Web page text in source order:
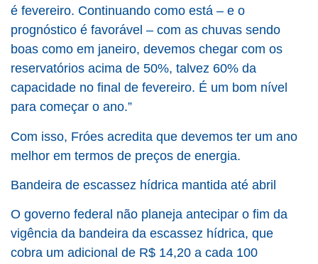
é fevereiro. Continuando como está – e o
prognóstico é favorável – com as chuvas sendo
boas como em janeiro, devemos chegar com os
reservatórios acima de 50%, talvez 60% da
capacidade no final de fevereiro. É um bom nível
para começar o ano.”
Com isso, Fróes acredita que devemos ter um ano
melhor em termos de preços de energia.
Bandeira de escassez hídrica mantida até abril
O governo federal não planeja antecipar o fim da
vigência da bandeira da escassez hídrica, que
cobra um adicional de R$ 14,20 a cada 100